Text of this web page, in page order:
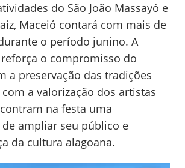
do São João Massayó e
Maceió contará com mais de
o período junino. A
o compromisso do
a preservação das tradições
a valorização dos artistas
na festa uma
ampliar seu público e
da cultura alagoana.